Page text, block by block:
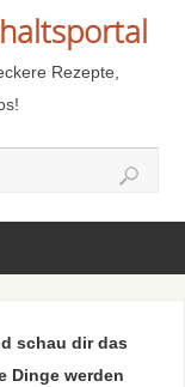
Rezepte,
schau dir das
Dinge werden